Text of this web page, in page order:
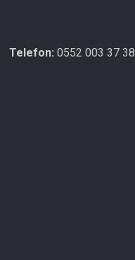
Telefon: 0552 003 37 38